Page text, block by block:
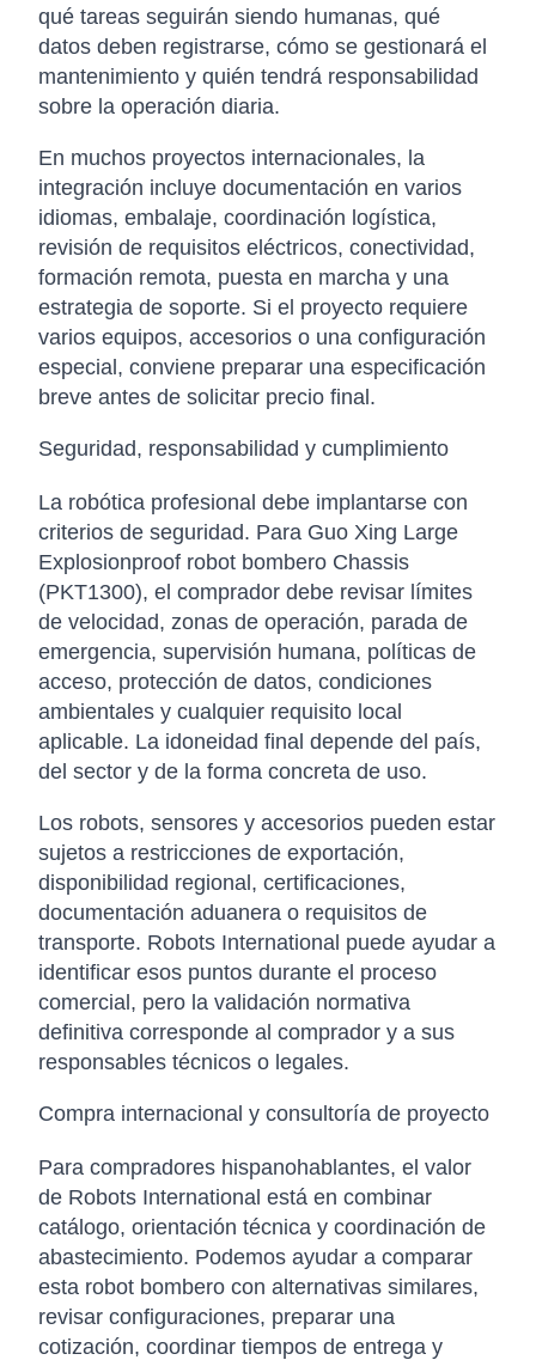
qué tareas seguirán siendo humanas, qué
datos deben registrarse, cómo se gestionará el
mantenimiento y quién tendrá responsabilidad
sobre la operación diaria.
En muchos proyectos internacionales, la
integración incluye documentación en varios
idiomas, embalaje, coordinación logística,
revisión de requisitos eléctricos, conectividad,
formación remota, puesta en marcha y una
estrategia de soporte. Si el proyecto requiere
varios equipos, accesorios o una configuración
especial, conviene preparar una especificación
breve antes de solicitar precio final.
Seguridad, responsabilidad y cumplimiento
La robótica profesional debe implantarse con
criterios de seguridad. Para Guo Xing Large
Explosionproof robot bombero Chassis
(PKT1300), el comprador debe revisar límites
de velocidad, zonas de operación, parada de
emergencia, supervisión humana, políticas de
acceso, protección de datos, condiciones
ambientales y cualquier requisito local
aplicable. La idoneidad final depende del país,
del sector y de la forma concreta de uso.
Los robots, sensores y accesorios pueden estar
sujetos a restricciones de exportación,
disponibilidad regional, certificaciones,
documentación aduanera o requisitos de
transporte. Robots International puede ayudar a
identificar esos puntos durante el proceso
comercial, pero la validación normativa
definitiva corresponde al comprador y a sus
responsables técnicos o legales.
Compra internacional y consultoría de proyecto
Para compradores hispanohablantes, el valor
de Robots International está en combinar
catálogo, orientación técnica y coordinación de
abastecimiento. Podemos ayudar a comparar
esta robot bombero con alternativas similares,
revisar configuraciones, preparar una
cotización, coordinar tiempos de entrega y